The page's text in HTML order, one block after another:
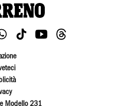
Modello 231